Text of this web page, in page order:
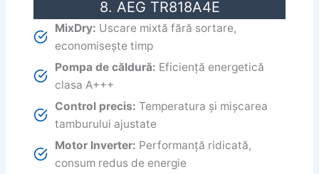
8. AEG TR818A4E
MixDry: Uscare mixtă fără sortare,
economisește timp
Pompa de căldură: Eficiență energetică
clasa A+++
Control precis: Temperatura și mișcarea
tamburului ajustate
Motor Inverter: Performanță ridicată,
consum redus de energie